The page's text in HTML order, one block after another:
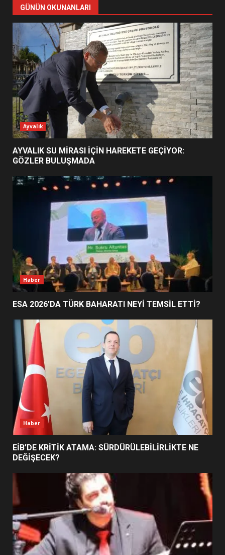
7
YENİ YÖNETİM NASIL
ŞEKİLLENDİ?
1
AYVALIK SU MİRASI İÇİN
HAREKETE GEÇİYOR: GÖZLER
BULUŞMADA
2
ESA 2026’DA TÜRK BAHARATI
NEYİ TEMSİL ETTİ?
EİB’DE KRİTİK ATAMA:
SÜRDÜRÜLEBİLİRLİKTE NE
DEĞİŞECEK?
4
EDREMİT’İN GURURU TÜRKİYE
FİNALİNDE NE BAŞARDI?
5
UZATILDI: NE DEĞİŞTİ?
6
BURHANİYE SATRANÇ
TURNUVASI KAYITLARI NEYİ
DEĞİŞTİRİYOR?
BURHANİYE BELEDİYESPOR’DA
YENİ YÖNETİM NASIL
GÜNÜN OKUNANLARI
Ayvalık
AYVALIK SU MİRASI İÇİN HAREKETE GEÇİYOR:
GÖZLER BULUŞMADA
Haber
ESA 2026’DA TÜRK BAHARATI NEYİ TEMSİL ETTİ?
Haber
EİB’DE KRİTİK ATAMA: SÜRDÜRÜLEBİLİRLİKTE NE
DEĞİŞECEK?